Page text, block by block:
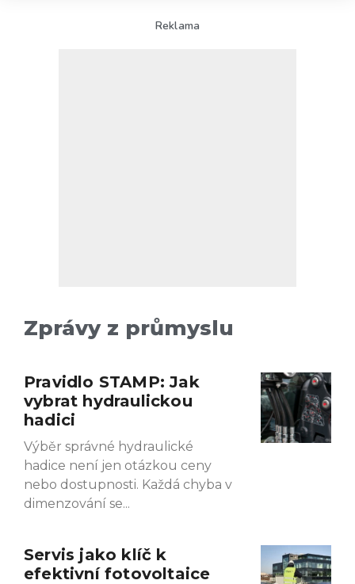
Zprávy z průmyslu
Pravidlo STAMP: Jak
vybrat hydraulickou
hadici
Výběr správné hydraulické
hadice není jen otázkou ceny
nebo dostupnosti. Každá chyba v
dimenzování se
Servis jako klíč k
efektivní fotovoltaice
PagePagePage
Reklama